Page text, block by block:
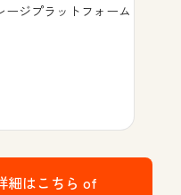
ージプラットフォーム
細はこちら of